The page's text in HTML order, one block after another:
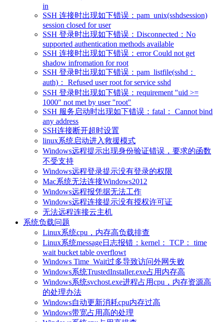
in
SSH 连接时出现如下错误：pam_unix(sshdsession)
session closed for user
SSH 登录时出现如下错误：Disconnected：No
supported authentication methods available
SSH 连接时出现如下错误：error Could not get
shadow infromation for root
SSH 登录时出现如下错误：pam_listfile(sshd：
auth)： Refused user root for service sshd
SSH 登录时出现如下错误：requirement "uid >=
1000" not met by user "root"
SSH 服务启动时出现如下错误：fatal： Cannot bind
any address
SSH连接断开超时设置
linux系统启动进入救援模式
Windows远程提示出现身份验证错误，要求的函数
不受支持
Windows远程登录提示没有登录的权限
Mac系统无法连接Windows2012
Windows远程报凭据无法工作
Windows远程连接提示没有授权许可证
无法远程连接云主机
系统负载问题
Linux系统cpu，内存高负载排查
Linux系统message日志报错：kernel： TCP： time
wait bucket table overflowt
Windows Time_Wait过多导致访问外网失败
Windows系统TrustedInstaller.exe占用内存高
Windows系统svchost.exe进程占用cpu，内存资源高
的处理办法
Windows自动更新消耗cpu内存过高
Windows带宽占用高的处理